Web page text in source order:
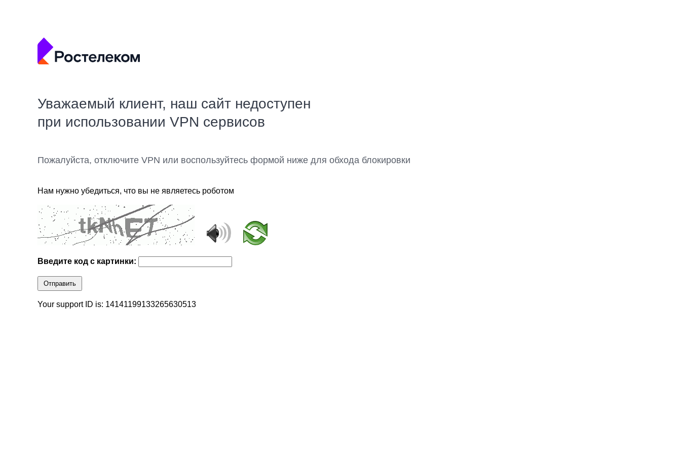
Уважаемый клиент, наш сайт недоступен
при использовании VPN сервисов
Пожалуйста, отключите VPN или воспользуйтесь формой ниже для обхода блокировки
Нам нужно убедиться, что вы не являетесь роботом
Введите код с картинки:
Отправить
Your support ID is: 14141199133265630513